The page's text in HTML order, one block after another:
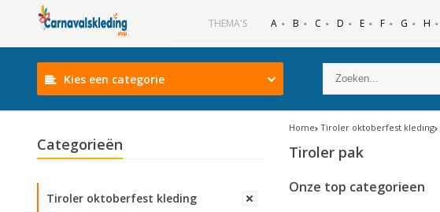
THEMA'S A B C D E F G H
Kies een categorie
Categorieën
Tiroler oktoberfest kleding
Home Tiroler oktoberfest kleding
Tiroler pak
Onze top categorieen